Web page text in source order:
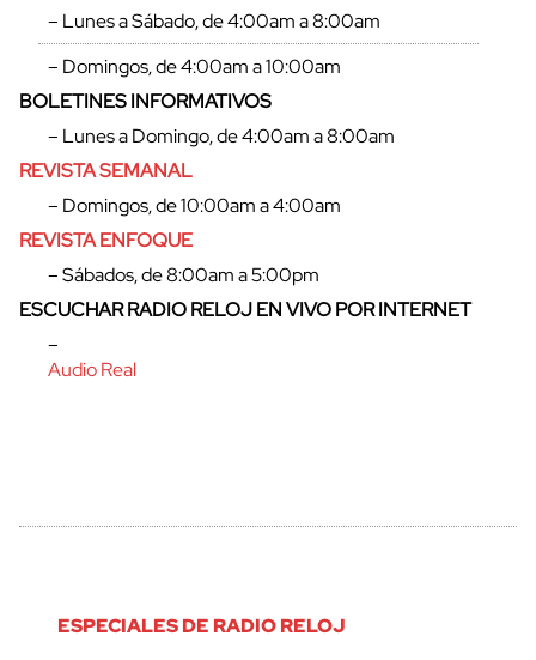
– Lunes a Sábado, de 4:00am a 8:00am
– Domingos, de 4:00am a 10:00am
BOLETINES INFORMATIVOS
– Lunes a Domingo, de 4:00am a 8:00am
REVISTA SEMANAL
– Domingos, de 10:00am a 4:00am
REVISTA ENFOQUE
– Sábados, de 8:00am a 5:00pm
ESCUCHAR RADIO RELOJ EN VIVO POR INTERNET
–
Audio Real
ESPECIALES DE RADIO RELOJ